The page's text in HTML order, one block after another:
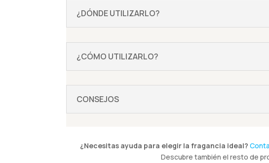
¿DÓNDE UTILIZARLO?
¿CÓMO UTILIZARLO?
CONSEJOS
¿Necesitas ayuda para elegir la fragancia ideal?
Descubre también el resto de